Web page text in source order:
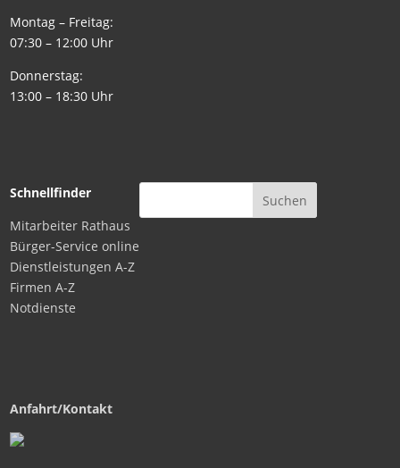
Montag – Freitag:
07:30 – 12:00 Uhr
Donnerstag:
13:00 – 18:30 Uhr
Schnellfinder
Mitarbeiter Rathaus
Bürger-Service online
Dienstleistungen A-Z
Firmen A-Z
Notdienste
Anfahrt/Kontakt